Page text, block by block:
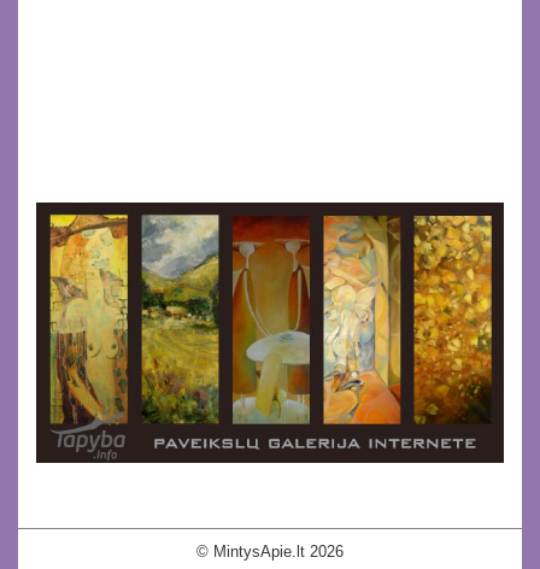
© MintysApie.lt 2026